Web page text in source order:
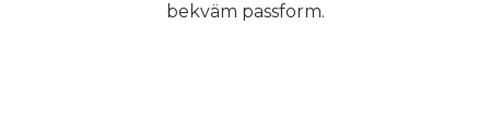
bekväm passform.